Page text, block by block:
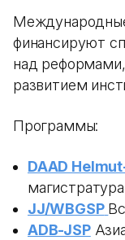
финансируют
над
развитием
Программы:
DAAD
JJ/WBGSP
ADB-JSP